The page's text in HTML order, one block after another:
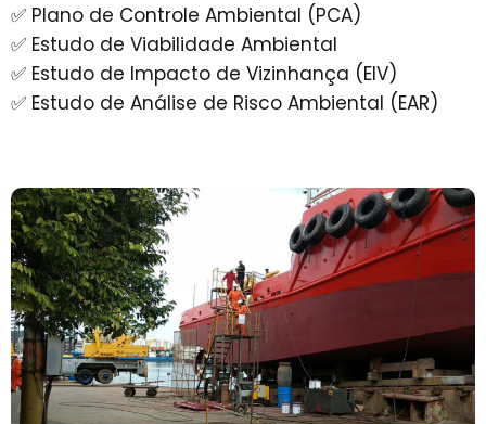
✅ Plano de Controle Ambiental (PCA)
✅ Estudo de Viabilidade Ambiental
✅ Estudo de Impacto de Vizinhança (EIV)
✅ Estudo de Análise de Risco Ambiental (EAR)